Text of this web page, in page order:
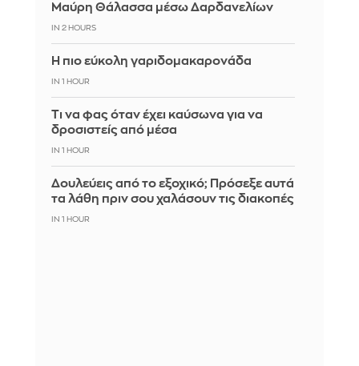
Μαύρη Θάλασσα μέσω Δαρδανελίων
IN 2 HOURS
Η πιο εύκολη γαριδομακαρονάδα
IN 1 HOUR
Τι να φας όταν έχει καύσωνα για να
δροσιστείς από μέσα
IN 1 HOUR
Δουλεύεις από το εξοχικό; Πρόσεξε αυτά
τα λάθη πριν σου χαλάσουν τις διακοπές
IN 1 HOUR